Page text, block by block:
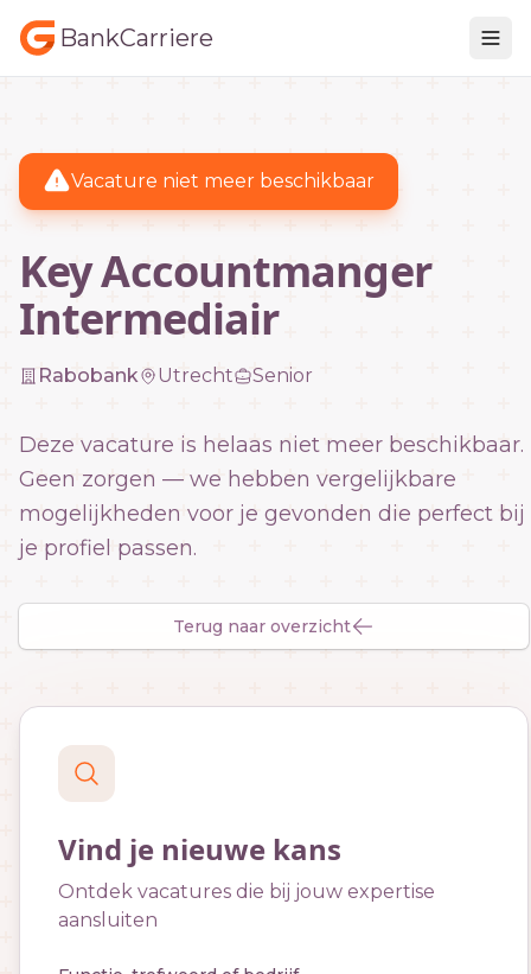
BankCarriere
Vacature niet meer beschikbaar
Key Accountmanger
Intermediair
Rabobank Utrecht Senior
Deze vacature is helaas niet meer beschikbaar.
Geen zorgen — we hebben vergelijkbare
mogelijkheden voor je gevonden die perfect bij
je profiel passen.
Terug naar overzicht
Vind je nieuwe kans
Ontdek vacatures die bij jouw expertise
aansluiten